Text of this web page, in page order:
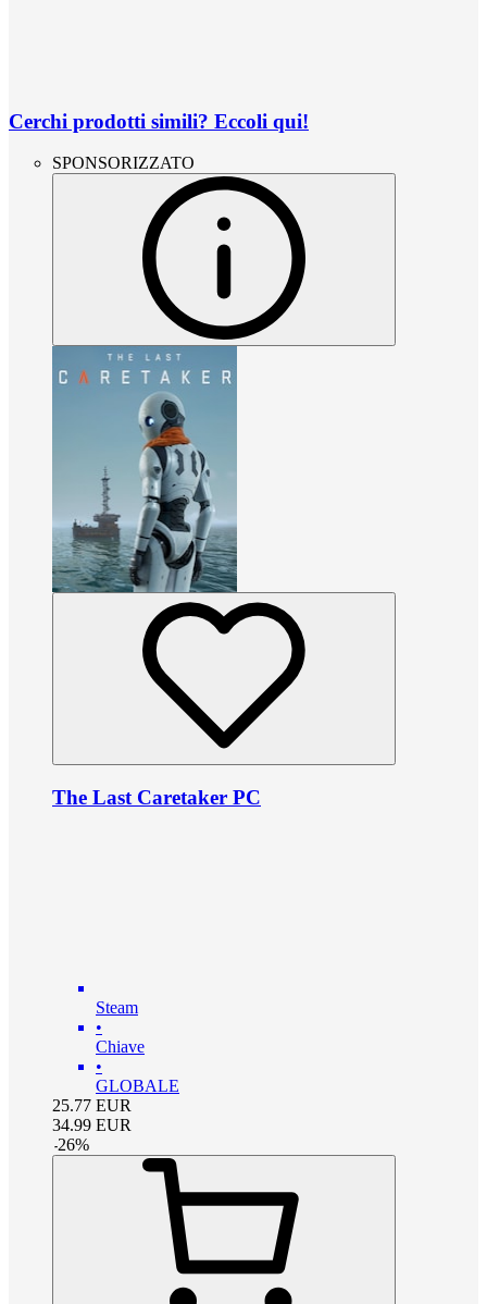
Cerchi prodotti simili? Eccoli qui!
SPONSORIZZATO
The Last Caretaker PC
Steam
•
Chiave
•
GLOBALE
25.77 EUR
34.99 EUR
-26%